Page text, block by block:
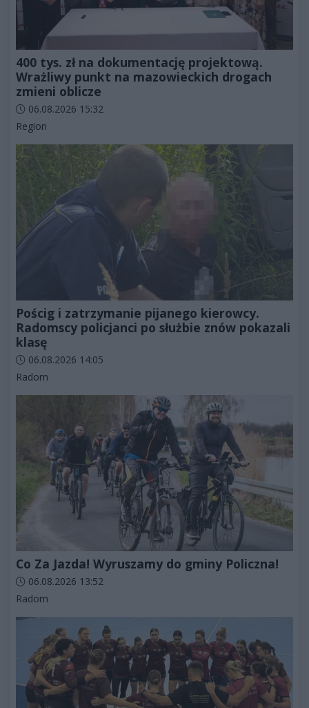
400 tys. zł na dokumentację projektową.
Wrażliwy punkt na mazowieckich drogach
zmieni oblicze
Data dodania artykułu:
06.08.2026 15:32
Kategorie artykułu:
Region
Pościg i zatrzymanie pijanego kierowcy.
Radomscy policjanci po służbie znów pokazali
klasę
Data dodania artykułu:
06.08.2026 14:05
Kategorie artykułu:
Radom
Co Za Jazda! Wyruszamy do gminy Policzna!
Data dodania artykułu:
06.08.2026 13:52
Kategorie artykułu:
Radom